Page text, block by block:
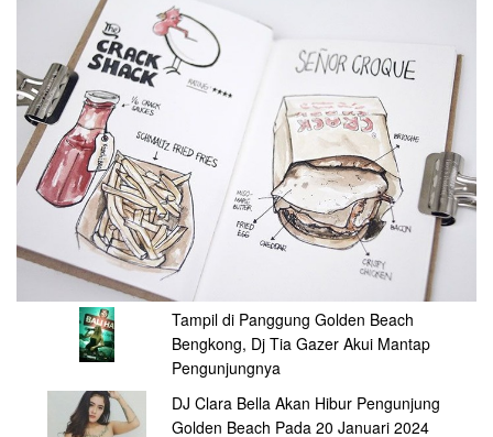
Tampil di Panggung Golden Beach
Bengkong, Dj Tia Gazer Akui Mantap
Pengunjungnya
DJ Clara Bella Akan Hibur Pengunjung
Golden Beach Pada 20 Januari 2024